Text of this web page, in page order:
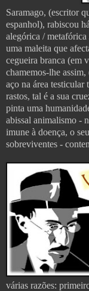
Saramago, (escritor
espanhol), rabiscou
alegórica /
uma maleita que
cegueira branca (em
chamemos-lhe
aço na área
rastos, tal é a sua
pinta uma
abissal animalismo -
imune à doença, o
sobreviventes -
várias razões: